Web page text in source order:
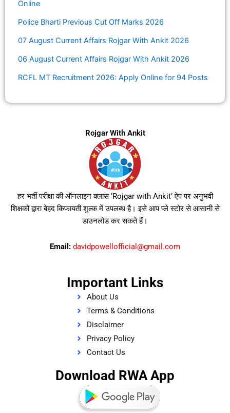
Online
Police Bharti Previous Cut Off Marks 2026
07 August Current Affairs Rojgar With Ankit 2026
06 August Current Affairs Rojgar With Ankit 2026
RCFL MT Recruitment 2026: Apply Online for 94 Posts
Rojgar With Ankit
हर भर्ती परीक्षा की ऑनलाइन क्लास ‘Rojgar with Ankit’ ऐप पर अनुभवी
शिक्षकों द्वारा बेहद किफायती शुल्क में उपलब्ध है। इसे आप प्ले स्टोर से आसानी से
डाउनलोड कर सकते हैं।
Email: davidpowellofficial@gmail.com
Important Links
About Us
Terms & Conditions
Disclaimer
Privacy Policy
Contact Us
Download RWA App